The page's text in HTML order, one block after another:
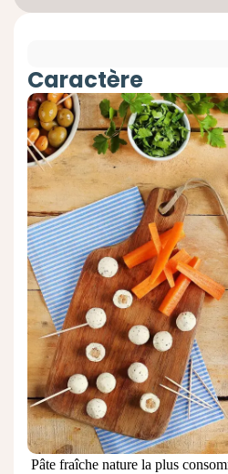
Caractère
Pâte fraîche nature la plus